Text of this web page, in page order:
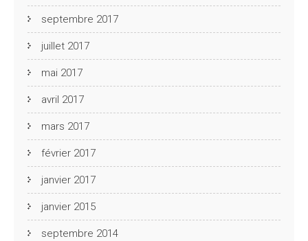
septembre 2017
juillet 2017
mai 2017
avril 2017
mars 2017
février 2017
janvier 2017
janvier 2015
septembre 2014